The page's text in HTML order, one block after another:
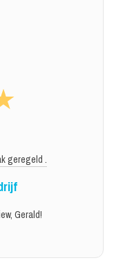
geregeld .
Gerald!